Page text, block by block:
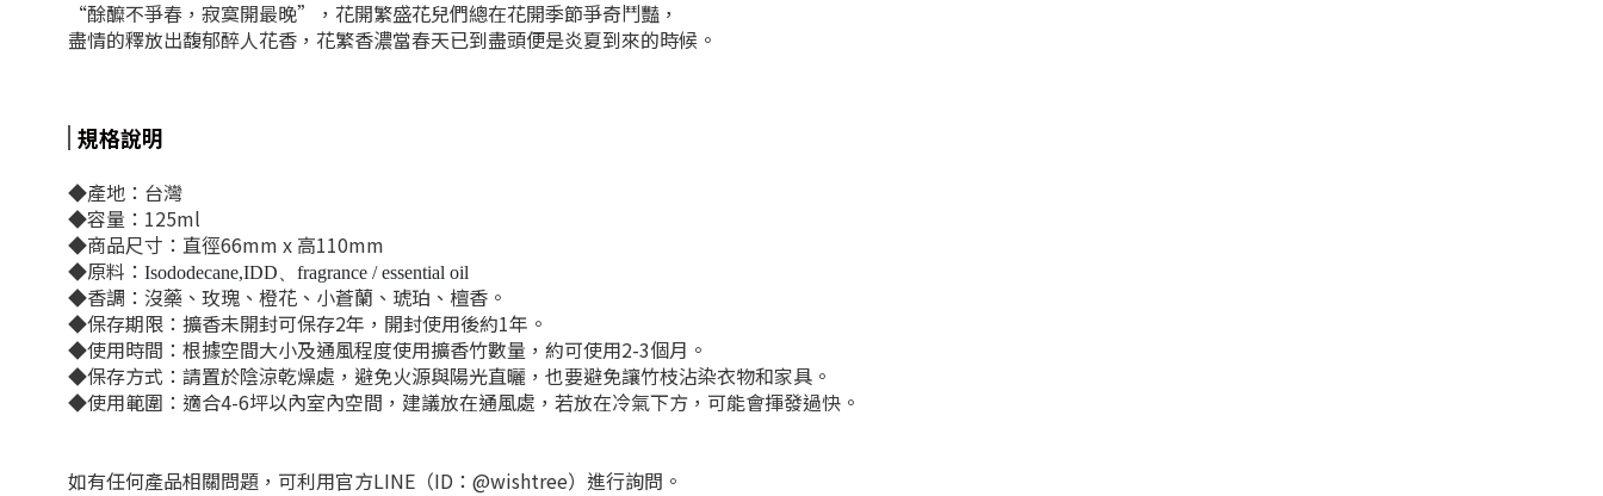
“酴醾不爭春，寂寞開最晚”，花開繁盛花兒們總在花開季節爭奇鬥豔，
盡情的釋放出馥郁醉人花香，花繁香濃當春天已到盡頭便是炎夏到來的時候。
規格說明
◆產地：台灣
◆容量：125ml
◆商品尺寸：直徑66mm x 高110mm
◆原料： Isododecane,IDD、fragrance / essential oil
◆香調： 沒藥、玫瑰、橙花、小蒼蘭、琥珀、檀香。
◆保存期限：擴香未開封可保存2年，開封使用後約1年。
◆使用時間：根據空間大小及通風程度使用擴香竹數量，約可使用2-3個月。
◆保存方式：請置於陰涼乾燥處，避免火源與陽光直曬，也要避免讓竹枝沾染衣物和家具。
◆使用範圍：適合4-6坪以內室內空間，建議放在通風處，若放在冷氣下方，可能會揮發過快。
如有任何產品相關問題，可利用官方LINE（ID：@wishtree）進行詢問。